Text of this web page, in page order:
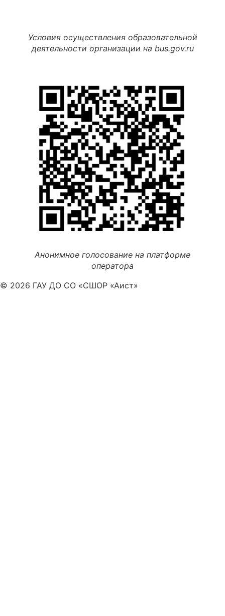
Условия осуществления образовательной
деятельности организации на bus.gov.ru
Анонимное голосование на платформе
оператора
© 2026 ГАУ ДО СО «СШОР «Аист»